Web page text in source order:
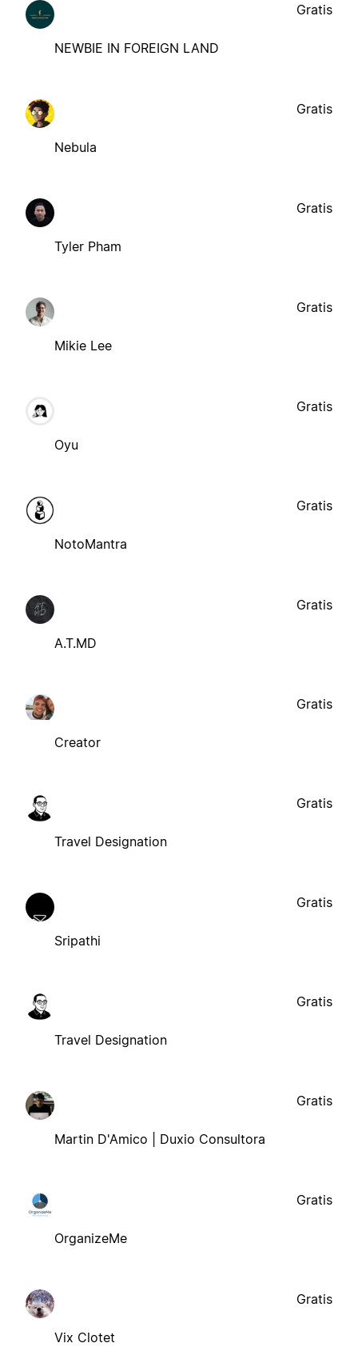
NEWBIE IN FOREIGN LAND
Gratis
Nebula
Gratis
Tyler Pham
Gratis
Mikie Lee
Gratis
Oyu
Gratis
NotoMantra
Gratis
A.T.MD
Gratis
Creator
Gratis
Travel Designation
Gratis
Sripathi
Gratis
Travel Designation
Gratis
Martin D'Amico | Duxio Consultora
Gratis
OrganizeMe
Gratis
Vix Clotet
Gratis